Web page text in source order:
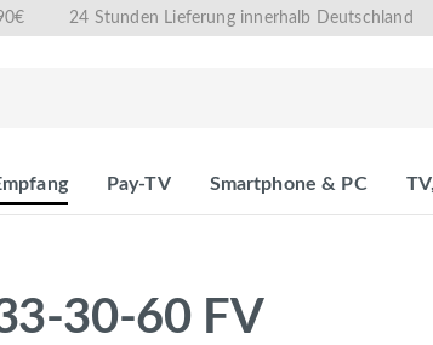
24 Stunden Lieferung innerhalb Deutschland
Pay-TV Smartphone & PC
30-60 FV